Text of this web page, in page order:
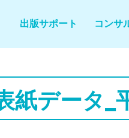
出版サポート コンサ
紙データ_